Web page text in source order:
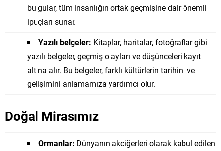
bulgular, tüm insanlığın ortak geçmişine dair önemli
ipuçları sunar.
Yazılı belgeler: Kitaplar, haritalar, fotoğraflar gibi
yazılı belgeler, geçmiş olayları ve düşünceleri kayıt
altına alır. Bu belgeler, farklı kültürlerin tarihini ve
gelişimini anlamamıza yardımcı olur.
Doğal Mirasımız
Ormanlar: Dünyanın akciğerleri olarak kabul edilen